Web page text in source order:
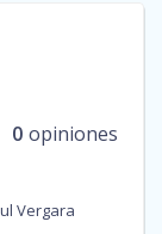
0 opiniones
Vergara